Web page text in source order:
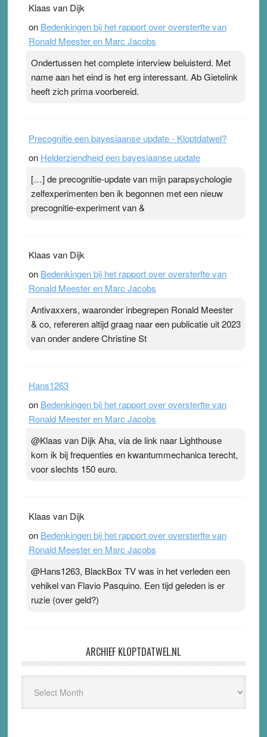
topsporters. Ze hopen ermee hun hartslag te verlagen
terwijl ze meer zuurstof opnemen. Daarop heeft zo’n
pleister geen effect. Maar het gevoel ‘makkelijker te
Pleisterplakkers in de topspsort ›[...]
Klaas van Dijk
on Bedenkingen bij het rapport over oversterfte van
Ronald Meester en Marc Jacobs
Ondertussen het complete interview beluisterd. Met
name aan het eind is het erg interessant. Ab Gietelink
heeft zich prima voorbereid.
Precognitie een bayesiaanse update - Kloptdatwel?
on Helderziendheid een bayesiaanse update
[…] de precognitie-update van mijn parapsychologie
zelfexperimenten ben ik begonnen met een nieuw
precognitie-experiment van &
Klaas van Dijk
on Bedenkingen bij het rapport over oversterfte van
Ronald Meester en Marc Jacobs
Antivaxxers, waaronder inbegrepen Ronald Meester
& co, refereren altijd graag naar een publicatie uit 2023
van onder andere Christine St
Hans1263
on Bedenkingen bij het rapport over oversterfte van
Ronald Meester en Marc Jacobs
@Klaas van Dijk Aha, via de link naar Lighthouse
kom ik bij frequenties en kwantummechanica terecht,
voor slechts 150 euro.
Klaas van Dijk
on Bedenkingen bij het rapport over oversterfte van
Ronald Meester en Marc Jacobs
@Hans1263, BlackBox TV was in het verleden een
vehikel van Flavio Pasquino. Een tijd geleden is er
ruzie (over geld?)
ARCHIEF KLOPTDATWEL.NL
Kloptdatwel.nl